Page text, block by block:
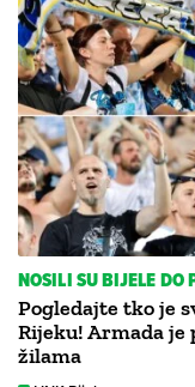
NOSILI SU BIJELE DO
Pogledajte tko je
Rijeku! Armada je
žilama